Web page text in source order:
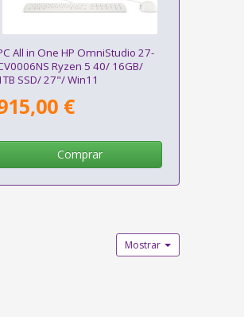
All in One HP OmniStudio 27-
Ryzen 5 40/ 16GB/
SSD/ 27"/ Win11
€
Comprar
Mostrar